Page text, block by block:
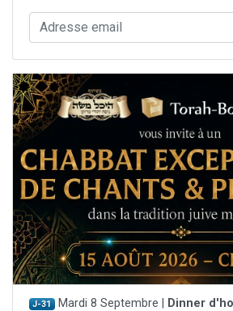
J-31 Mardi 8 Septembre |
Dinner